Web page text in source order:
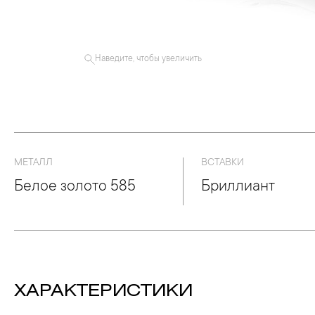
Наведите, чтобы увеличить
МЕТАЛЛ
Белое золото 585
ВСТАВКИ
Бриллиант
ХАРАКТЕРИСТИКИ